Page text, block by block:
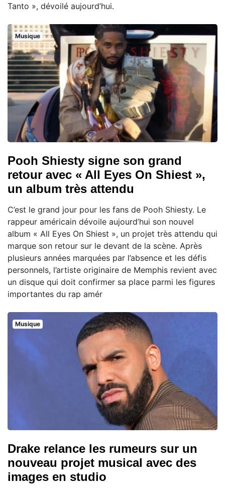
Tanto », dévoilé aujourd’hui.
Musique
Pooh Shiesty signe son grand
retour avec « All Eyes On Shiest »,
un album très attendu
C’est le grand jour pour les fans de Pooh Shiesty. Le
rappeur américain dévoile aujourd’hui son nouvel
album « All Eyes On Shiest », un projet très attendu qui
marque son retour sur le devant de la scène. Après
plusieurs années marquées par l’absence et les défis
personnels, l’artiste originaire de Memphis revient avec
un disque qui doit confirmer sa place parmi les figures
importantes du rap amér
Musique
Drake relance les rumeurs sur un
nouveau projet musical avec des
images en studio